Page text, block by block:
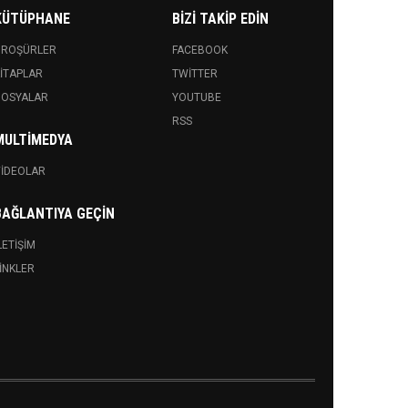
GEÇIN
BIZI TAKIP EDIN
FACEBOOK
TWITTER
YOUTUBE
RSS